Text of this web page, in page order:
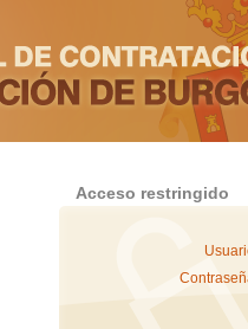
Acceso restringido